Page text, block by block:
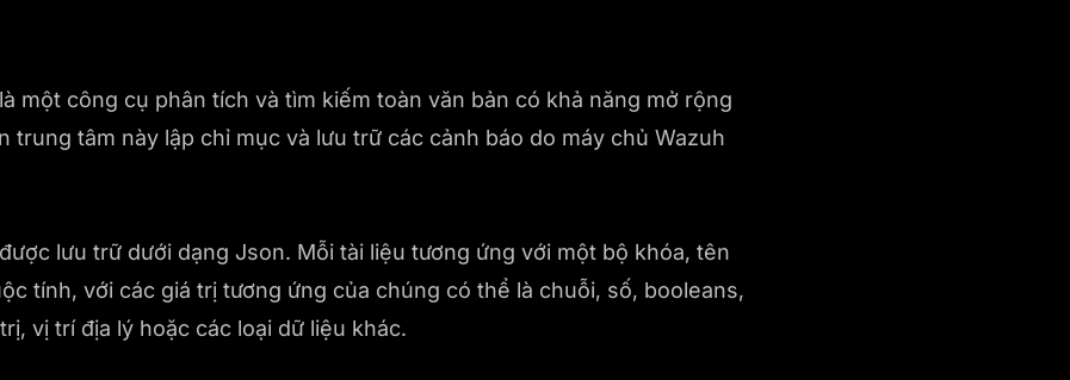
một công cụ phân tích và tìm kiếm toàn văn bản có khả năng mở rộng
trung tâm này lập chỉ mục và lưu trữ các cảnh báo do máy chủ Wazuh
lưu trữ dưới dạng Json. Mỗi tài liệu tương ứng với một bộ khóa, tên
tính, với các giá trị tương ứng của chúng có thể là chuỗi, số, booleans,
vị trí địa lý hoặc các loại dữ liệu khác.